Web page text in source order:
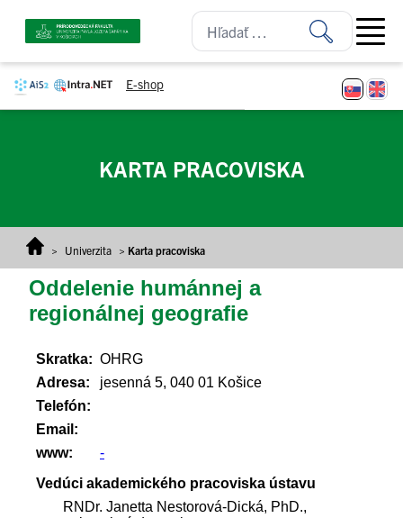
E-shop
Open
KARTA PRACOVISKA
> Univerzita > Karta pracoviska